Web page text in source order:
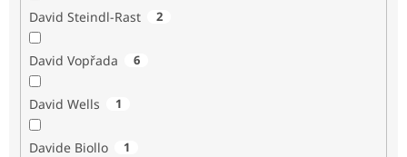
David Steindl-Rast 2
David Vopřada 6
David Wells 1
Davide Biollo 1